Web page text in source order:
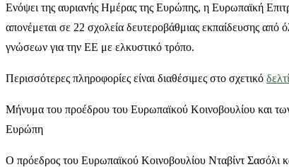
Ενόψει της αυριανής Ημέρας της Ευρώπης, η Ευρωπαϊκή
απονέμεται σε 22 σχολεία δευτεροβάθμιας εκπαίδευσης
γνώσεων για την ΕΕ με ελκυστικό τρόπο.
Περισσότερες πληροφορίες είναι διαθέσιμες στο σχετικό
Μήνυμα του προέδρου του Ευρωπαϊκού Κοινοβουλίου και
Ευρώπη
Ο πρόεδρος του Ευρωπαϊκού Κοινοβουλίου Νταβίντ Σασόλι